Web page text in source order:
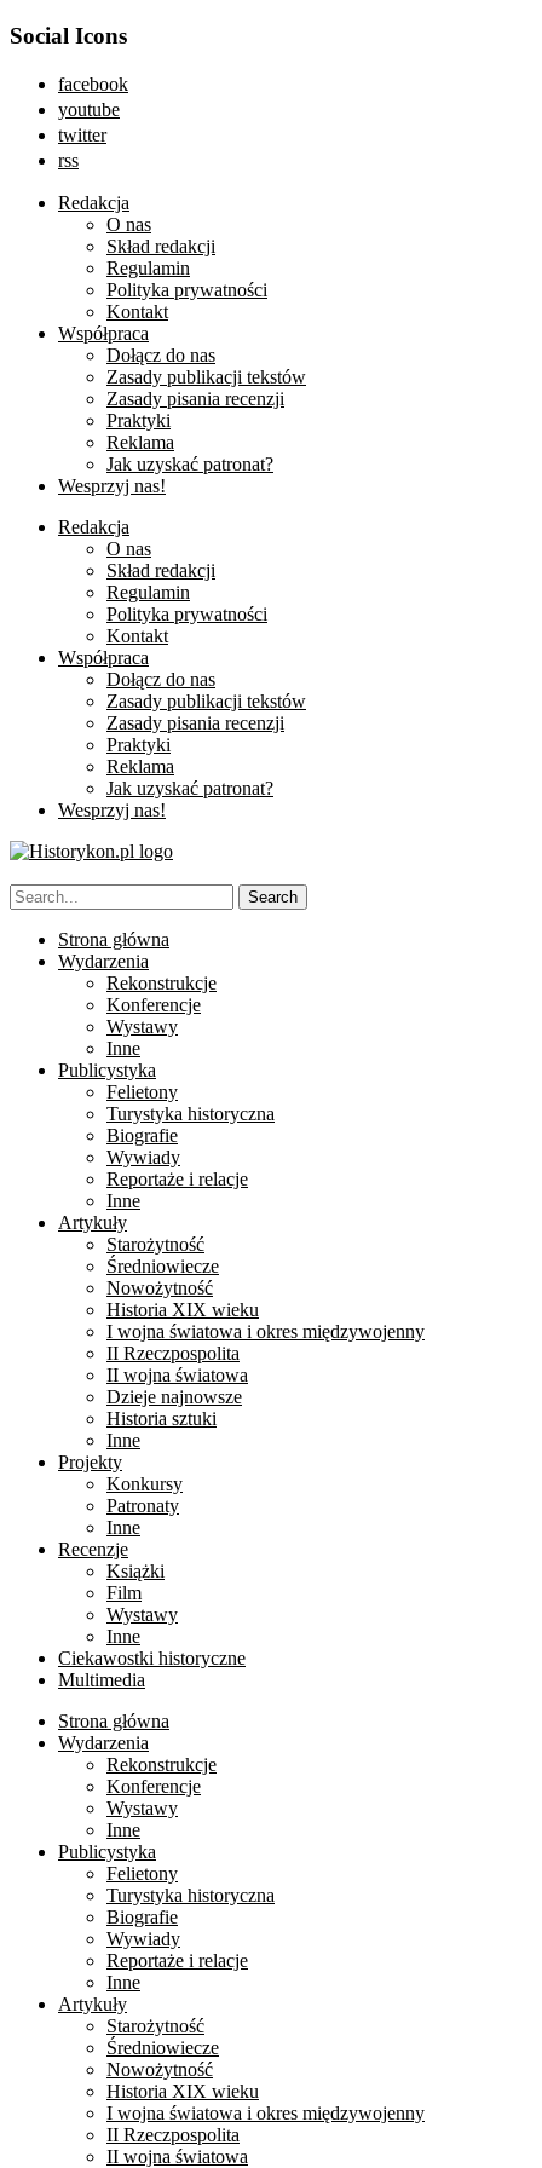
Social Icons
facebook
youtube
twitter
rss
Redakcja
O nas
Skład redakcji
Regulamin
Polityka prywatności
Kontakt
Współpraca
Dołącz do nas
Zasady publikacji tekstów
Zasady pisania recenzji
Praktyki
Reklama
Jak uzyskać patronat?
Wesprzyj nas!
Redakcja
O nas
Skład redakcji
Regulamin
Polityka prywatności
Kontakt
Współpraca
Dołącz do nas
Zasady publikacji tekstów
Zasady pisania recenzji
Praktyki
Reklama
Jak uzyskać patronat?
Wesprzyj nas!
Strona główna
Wydarzenia
Rekonstrukcje
Konferencje
Wystawy
Inne
Publicystyka
Felietony
Turystyka historyczna
Biografie
Wywiady
Reportaże i relacje
Inne
Artykuły
Starożytność
Średniowiecze
Nowożytność
Historia XIX wieku
I wojna światowa i okres międzywojenny
II Rzeczpospolita
II wojna światowa
Dzieje najnowsze
Historia sztuki
Inne
Projekty
Konkursy
Patronaty
Inne
Recenzje
Książki
Film
Wystawy
Inne
Ciekawostki historyczne
Multimedia
Strona główna
Wydarzenia
Rekonstrukcje
Konferencje
Wystawy
Inne
Publicystyka
Felietony
Turystyka historyczna
Biografie
Wywiady
Reportaże i relacje
Inne
Artykuły
Starożytność
Średniowiecze
Nowożytność
Historia XIX wieku
I wojna światowa i okres międzywojenny
II Rzeczpospolita
II wojna światowa